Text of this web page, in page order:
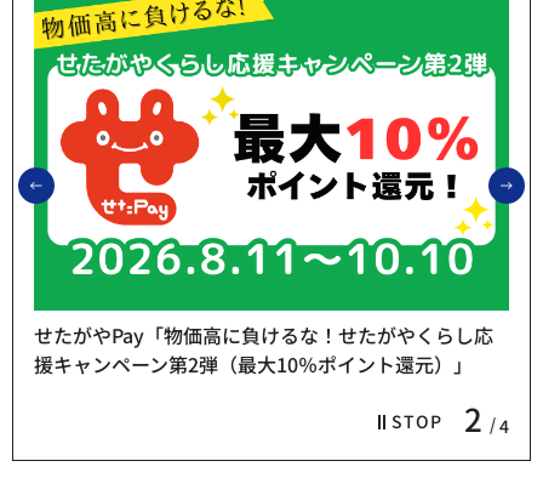
前のスライドを表示
STOP 2 4
せたがやPay「物価高に負けるな！せたがやくらし応
援キャンペーン第2弾（最大10％ポイント還元）」